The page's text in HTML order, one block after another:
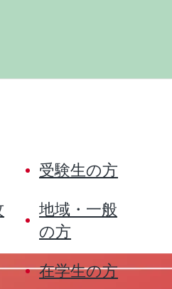
受験生の方
地域・一般
の方
在学生の方